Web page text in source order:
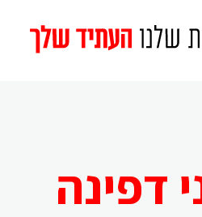
דפינה